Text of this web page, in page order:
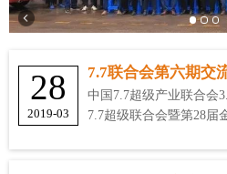
28
2019-03
7.7联合会第六期交
中国7.7超级产业联合会
7.7超级联合会暨第28届